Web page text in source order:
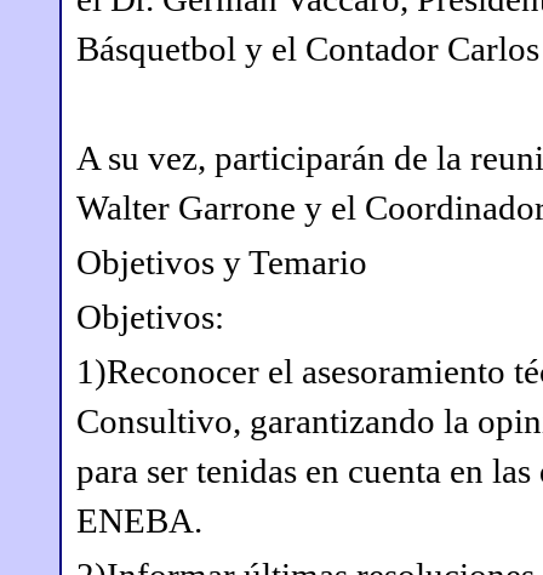
Básquetbol y el Contador
A su vez, participarán de la
Walter Garrone y el
Objetivos y Temario
Objetivos:
1)Reconocer el asesoramiento
Consultivo, garantizando la
para ser tenidas en cuenta en
ENEBA.